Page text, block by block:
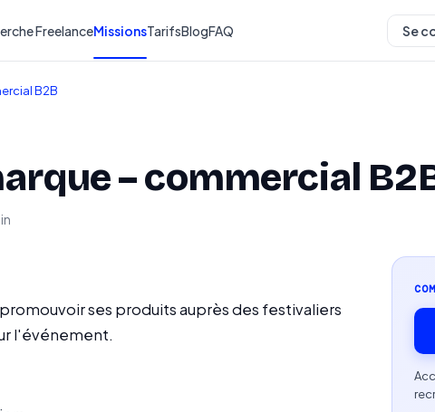
FreelanceMissionsTarifsBlogFAQ Se
B2B
– commercial
ses produits auprès des festivaliers
l'événement.